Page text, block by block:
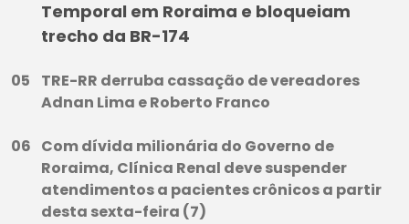
Temporal em Roraima e bloqueiam
trecho da BR-174
TRE-RR derruba cassação de vereadores
Adnan Lima e Roberto Franco
Com dívida milionária do Governo de
Roraima, Clínica Renal deve suspender
atendimentos a pacientes crônicos a partir
desta sexta-feira (7)